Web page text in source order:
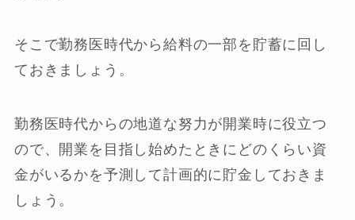
そこで勤務医時代から給料の一部を貯蓄に回し
ておきましょう。
勤務医時代からの地道な努力が開業時に役立つ
ので、開業を目指し始めたときにどのくらい資
金がいるかを予測して計画的に貯金しておきま
しょう。